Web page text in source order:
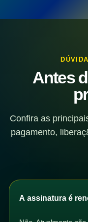
Antes
Confira as
pagamento,
A assinatura é